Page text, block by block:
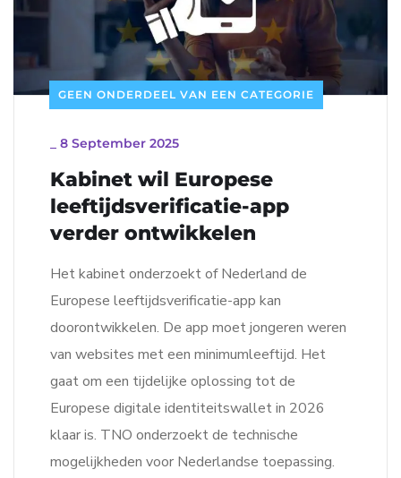
GEEN ONDERDEEL VAN EEN CATEGORIE
8 September 2025
Kabinet wil Europese
leeftijdsverificatie-app
verder ontwikkelen
Het kabinet onderzoekt of Nederland de
Europese leeftijdsverificatie-app kan
doorontwikkelen. De app moet jongeren weren
van websites met een minimumleeftijd. Het
gaat om een tijdelijke oplossing tot de
Europese digitale identiteitswallet in 2026
klaar is. TNO onderzoekt de technische
mogelijkheden voor Nederlandse toepassing.